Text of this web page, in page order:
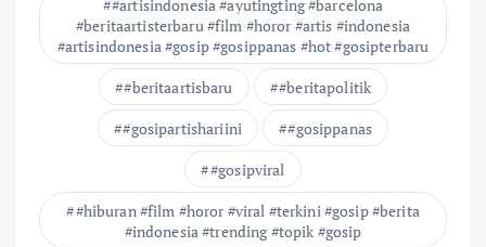
#artisindonesia #ayutingting #barcelona
#beritaartisterbaru #film #horor #artis #indonesia
#artisindonesia #gosip #gosippanas #hot #gosipterbaru
#beritaartisbaru
#beritapolitik
#gosipartishariini
#gosippanas
#gosipviral
#hiburan #film #horor #viral #terkini #gosip #berita
#indonesia #trending #topik #gosip